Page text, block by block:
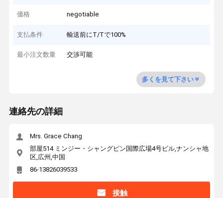
価格 negotiable
支払条件 輸送前にT/Tで100%
最小注文数量 交渉可能
多くを見て下さい
連絡先の詳細
Mrs. Grace Chang
部屋514 ミンジー・シャングピン国際広場4号ビル,ナンシャ地
区,広州,中国
86-13826039533
接触